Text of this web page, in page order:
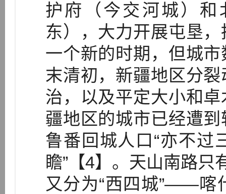
护府（今交河城）
东），大力开展屯垦
一个新的时期，但城
末清初，新疆地区分
治，以及平定大小和
疆地区的城市已经遭
鲁番回城人口“亦不过
瞻”【4】。天山南路只
又分为“西四城”——喀